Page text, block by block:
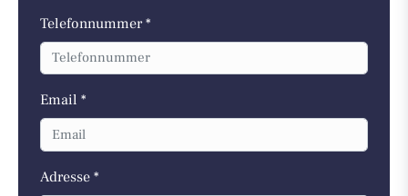
Telefonnummer *
Email *
Adresse *